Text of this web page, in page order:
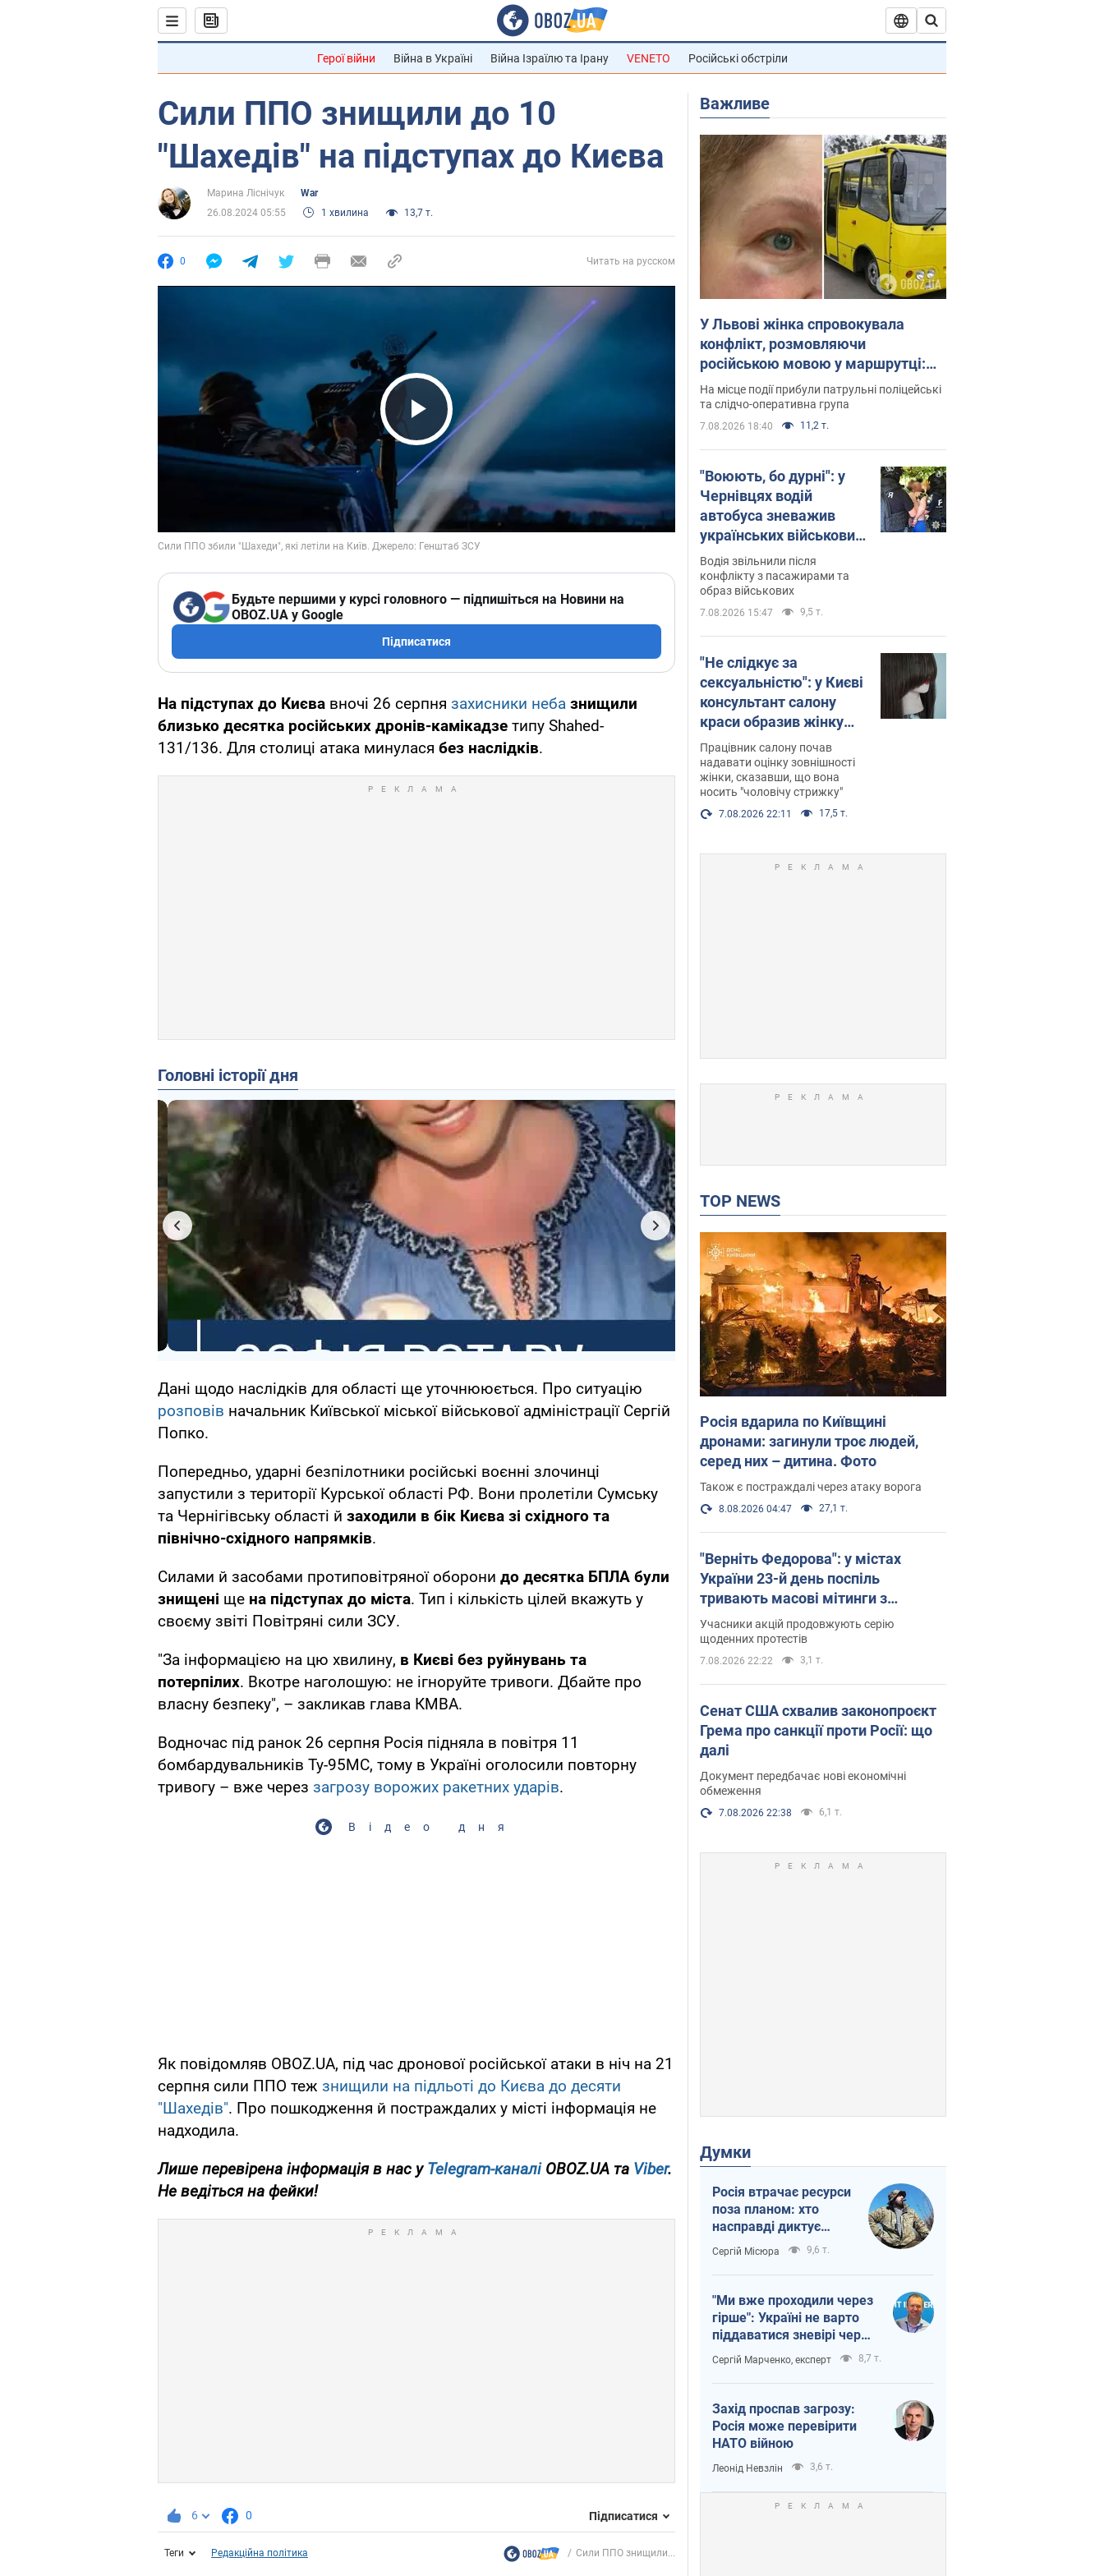
Герої війни Війна в Україні Війна Ізраїлю та Ірану VENETO Російські обстріли
Сили ППО знищили до 10
"Шахедів" на підступах до Києва
Марина Ліснічук
War
26.08.2024 05:55
1 хвилина 13,7 т.
0 Читать на русском
Play Video
Будьте першими у курсі головного — підпишіться на Новини на
OBOZ.UA у Google
Підписатися
На підступах до Києва вночі 26 серпня захисники неба знищили
близько десятка російських дронів-камікадзе типу Shahed-
131/136. Для столиці атака минулася без наслідків.
Головні історії дня
Дані щодо наслідків для області ще уточнююється. Про ситуацію
розповів начальник Київської міської військової адміністрації Сергій
Попко.
Попередньо, ударні безпілотники російські воєнні злочинці
запустили з території Курської області РФ. Вони пролетіли Сумську
та Чернігівську області й заходили в бік Києва зі східного та
північно-східного напрямків.
Силами й засобами протиповітряної оборони до десятка БПЛА були
знищені ще на підступах до міста. Тип і кількість цілей вкажуть у
своєму звіті Повітряні сили ЗСУ.
"За інформацією на цю хвилину, в Києві без руйнувань та
потерпілих. Вкотре наголошую: не ігноруйте тривоги. Дбайте про
власну безпеку", – закликав глава КМВА.
Водночас під ранок 26 серпня Росія підняла в повітря 11
бомбардувальників Ту-95МС, тому в Україні оголосили повторну
тривогу – вже через загрозу ворожих ракетних ударів.
Відео дня
Як повідомляв OBOZ.UA, під час дронової російської атаки в ніч на 21
серпня сили ППО теж знищили на підльоті до Києва до десяти
"Шахедів". Про пошкодження й постраждалих у місті інформація не
надходила.
Лише перевірена інформація в нас уTelegram-каналіOBOZ.UA та Viber.
Не ведіться на фейки!
6 0 Підписатися
Теги Редакційна політика Сили ППО знищили...
Важливе
У Львові жінка спровокувала
конфлікт, розмовляючи
російською мовою у маршрутці:
поліція склала адмінпротокол.
Відео
На місце події прибули патрульні поліцейські
та слідчо-оперативна група
7.08.2026 18:40 11,2 т.
"Воюють, бо дурні": у
Чернівцях водій
автобуса зневажив
українських військових
і поплатився. Відео
Водія звільнили після
конфлікту з пасажирами та
образ військових
7.08.2026 15:47 9,5 т.
"Не слідкує за
сексуальністю": у Києві
консультант салону
краси образив жінку
після хімієтерапії,
розгорівся скандал.
Фото
Працівник салону почав
надавати оцінку зовнішності
жінки, сказавши, що вона
носить "чоловічу стрижку"
7.08.2026 22:11 17,5 т.
TOP NEWS
Росія вдарила по Київщині
дронами: загинули троє людей,
серед них – дитина. Фото
Також є постраждалі через атаку ворога
8.08.2026 04:47 27,1 т.
"Верніть Федорова": у містах
України 23-й день поспіль
тривають масові мітинги з
картонками. Фото і відео
Учасники акцій продовжують серію
щоденних протестів
7.08.2026 22:22 3,1 т.
Сенат США схвалив законопроєкт
Грема про санкції проти Росії: що
далі
Документ передбачає нові економічні
обмеження
7.08.2026 22:38 6,1 т.
Думки
Росія втрачає ресурси
поза планом: хто
насправді диктує
темп війни
Сергій Місюра 9,6 т.
"Ми вже проходили через
гірше": Україні не варто
піддаватися зневірі через
ракетний терор
Сергій Марченко, експерт 8,7 т.
Захід проспав загрозу:
Росія може перевірити
НАТО війною
Леонід Невзлін 3,6 т.